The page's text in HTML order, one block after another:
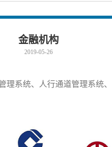
金融机构
2019-05-26
系统、人行通道管理系统